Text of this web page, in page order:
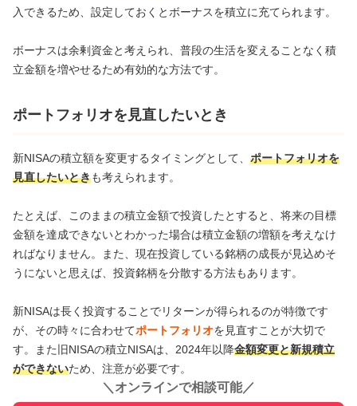
入できるため、設定しておくとボーナスを積立に充てられます。
ボーナスは余剰資金と考えられ、普段の生活を変えることなく積
立金額を増やせるため有効的な方法です。
ポートフォリオを見直したいとき
新NISAの積立額を変更するタイミングとして、 ポートフォリオを
見直したいときも考えられます。
たとえば、このままの積立金額で投資したとすると、将来の目標
金額を達成できないとわかった場合は積立金額の増額を考えなけ
ればなりません。また、現在投資している銘柄の成長が見込めそ
うにないと思えば、投資銘柄を分散する方法もあります。
新NISAは長く投資することでリターンが得られるのが特徴です
が、その時々に合わせてポートフォリオを見直すことが大切で
す。また旧NISAの積立NISAは、2024年以降金額変更と新規積立
ができないため、注意が必要です。
＼ オンラインで相談可能／